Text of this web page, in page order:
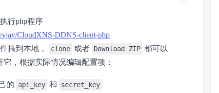
行php程序
CloudXNS-DDNS-client-php
搞到本地， clone 或者 Download ZIP 都可以
，根据实际情况编辑配置项：
的 api_key 和 secret_key